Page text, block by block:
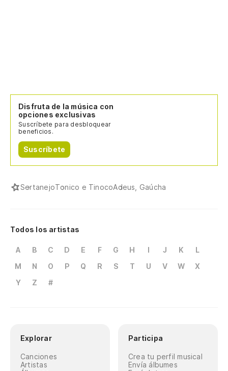
Disfruta de la música con
opciones exclusivas
Suscríbete para desbloquear
beneficios.
Suscríbete
SertanejoTonico e TinocoAdeus, Gaúcha
Todos los artistas
A B C D E F G H I J K
L
M
N O P Q R S T U V W
X
Y
Z #
Explorar
Canciones
Artistas
Participa
Crea tu perfil musical
Envía álbumes